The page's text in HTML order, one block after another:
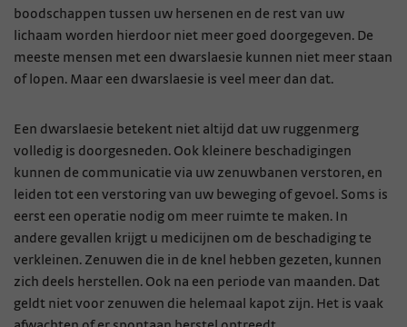
boodschappen tussen uw hersenen en de rest van uw
lichaam worden hierdoor niet meer goed doorgegeven. De
meeste mensen met een dwarslaesie kunnen niet meer staan
of lopen. Maar een dwarslaesie is veel meer dan dat.
Een dwarslaesie betekent niet altijd dat uw ruggenmerg
volledig is doorgesneden. Ook kleinere beschadigingen
kunnen de communicatie via uw zenuwbanen verstoren, en
leiden tot een verstoring van uw beweging of gevoel. Soms is
eerst een operatie nodig om meer ruimte te maken. In
andere gevallen krijgt u medicijnen om de beschadiging te
verkleinen. Zenuwen die in de knel hebben gezeten, kunnen
zich deels herstellen. Ook na een periode van maanden. Dat
geldt niet voor zenuwen die helemaal kapot zijn. Het is vaak